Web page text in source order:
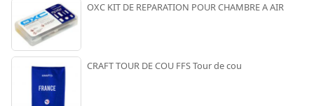
OXC KIT DE REPARATION POUR CHAMBRE A AIR
CRAFT TOUR DE COU FFS Tour de cou